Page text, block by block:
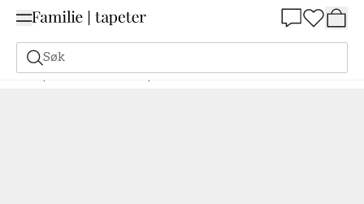
Søk
Tapeter Merke Boråstapeter Falsterbo III Trellis Leaves - 7670